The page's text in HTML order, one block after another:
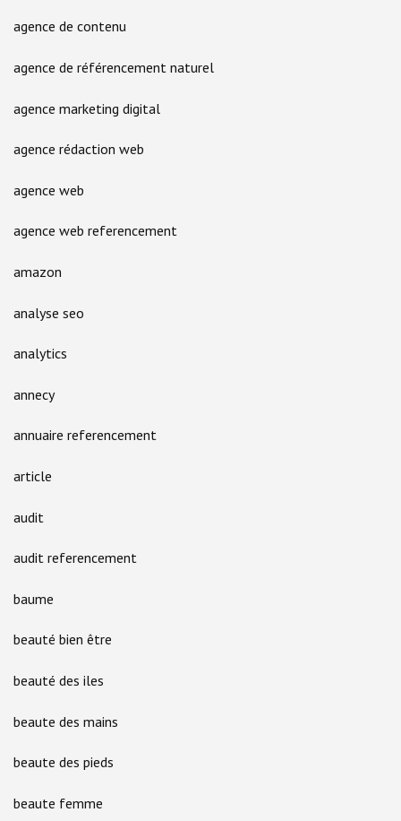
agence de contenu
agence de référencement naturel
agence marketing digital
agence rédaction web
agence web
agence web referencement
amazon
analyse seo
analytics
annecy
annuaire referencement
article
audit
audit referencement
baume
beauté bien être
beauté des iles
beaute des mains
beaute des pieds
beaute femme